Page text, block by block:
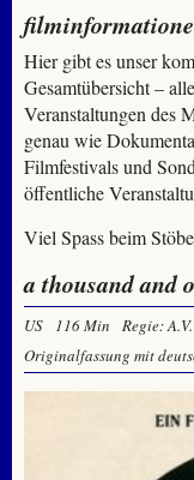
Hier gibt es unser
Gesamtübersicht –
Veranstaltungen des
genau wie
Filmfestivals und
öffentliche
Viel Spass beim
a thousand and
US 116 Min Regie:
Originalfassung mit